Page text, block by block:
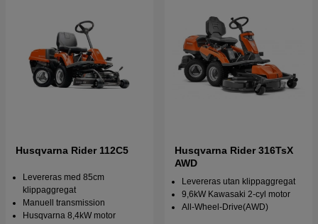
Husqvarna Rider 112C5
Levereras med 85cm
klippaggregat
Manuell transmission
Husqvarna 8,4kW motor
Husqvarna Rider 316TsX
AWD
Levereras utan klippaggregat
9,6kW Kawasaki 2-cyl motor
All-Wheel-Drive(AWD)